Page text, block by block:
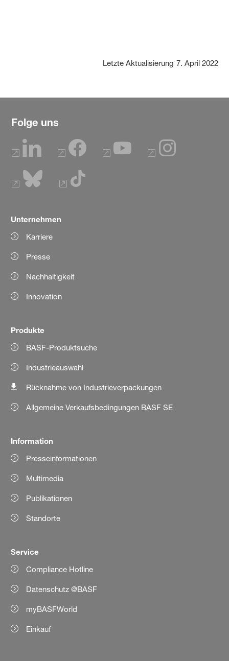
Letzte Aktualisierung 7. April 2022
Folge uns
Unternehmen
Karriere
Presse
Nachhaltigkeit
Innovation
Produkte
BASF-Produktsuche
Industrieauswahl
Rücknahme von Industrieverpackungen
Allgemeine Verkaufsbedingungen BASF SE
Information
Presseinformationen
Multimedia
Publikationen
Standorte
Service
Compliance Hotline
Datenschutz @BASF
myBASFWorld
Einkauf